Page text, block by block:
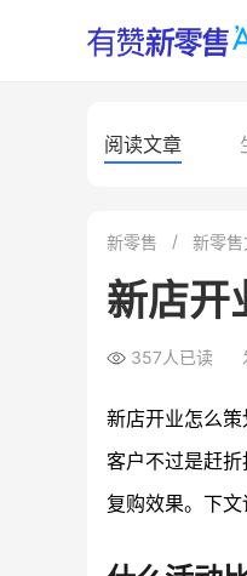
阅读文章
新零售 新零
新店开
357人已读
新店开业怎么
客户不过是赶折
复购效果。下文